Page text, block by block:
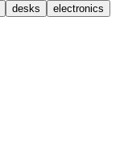
desks electronics